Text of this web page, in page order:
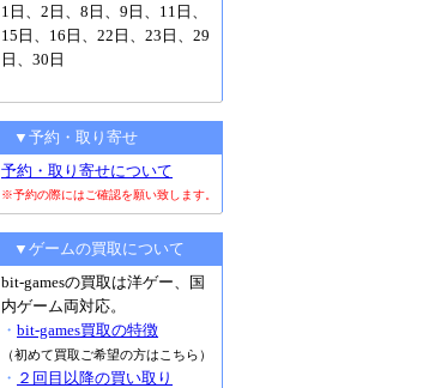
1日、2日、8日、9日、11日、
15日、16日、22日、23日、29
日、30日
▼予約・取り寄せ
予約・取り寄せについて
※予約の際にはご確認を願い致します。
▼ゲームの買取について
bit-gamesの買取は洋ゲー、国
内ゲーム両対応。
・ bit-games買取の特徴
（初めて買取ご希望の方はこちら）
・ ２回目以降の買い取り